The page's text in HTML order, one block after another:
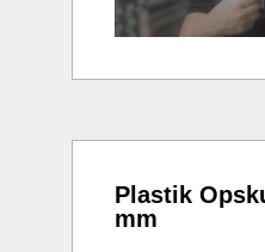
Plastik
mm